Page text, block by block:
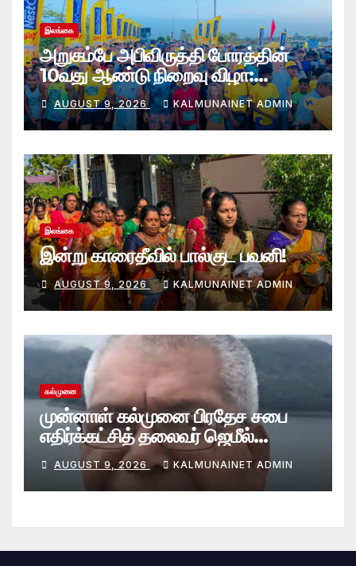
இலங்கை
அறுகம்பே அபிவிருத்தி போரத்தின்
10வது ஆண்டு நிறைவு விழா:
அறுகம்பே அரை மரதன் ஓட்டத்தில்
இலங்கை சிவராஜன் முதலிடம்!
AUGUST 9, 2026 KALMUNAINET ADMIN
இலங்கை
இன்று காரைதீவில் பால்குட பவனி!
AUGUST 9, 2026 KALMUNAINET ADMIN
கல்முனை
முன்னாள் கல்முனை பிரதேச சபை
எதிர்க்கட்சித் தலைவர் ஜெமீல்
காலமானார்.!
AUGUST 9, 2026 KALMUNAINET ADMIN